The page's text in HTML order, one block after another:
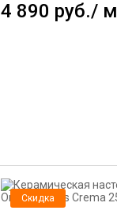
4 890 руб./ м
Скидка